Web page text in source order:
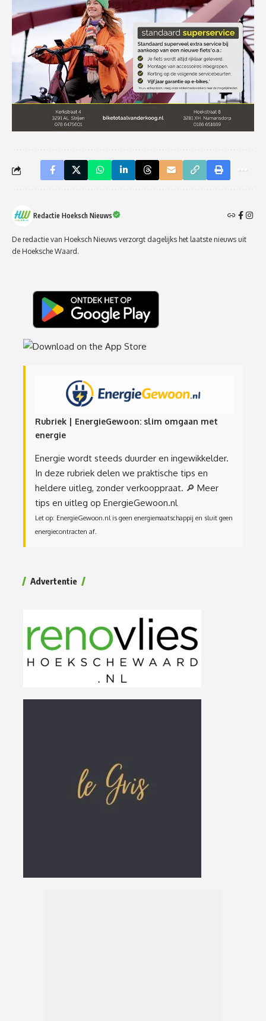
Redactie Hoeksch Nieuws
De redactie van Hoeksch Nieuws verzorgt dagelijks het laatste nieuws uit
de Hoeksche Waard.
Rubriek | EnergieGewoon: slim omgaan met
energie
Energie wordt steeds duurder en ingewikkelder.
In deze rubriek delen we praktische tips en
heldere uitleg, zonder verkooppraat. 🔎 Meer
tips en uitleg op EnergieGewoon.nl
Let op: EnergieGewoon.nl is geen energiemaatschappij en sluit geen
energiecontracten af.
Advertentie